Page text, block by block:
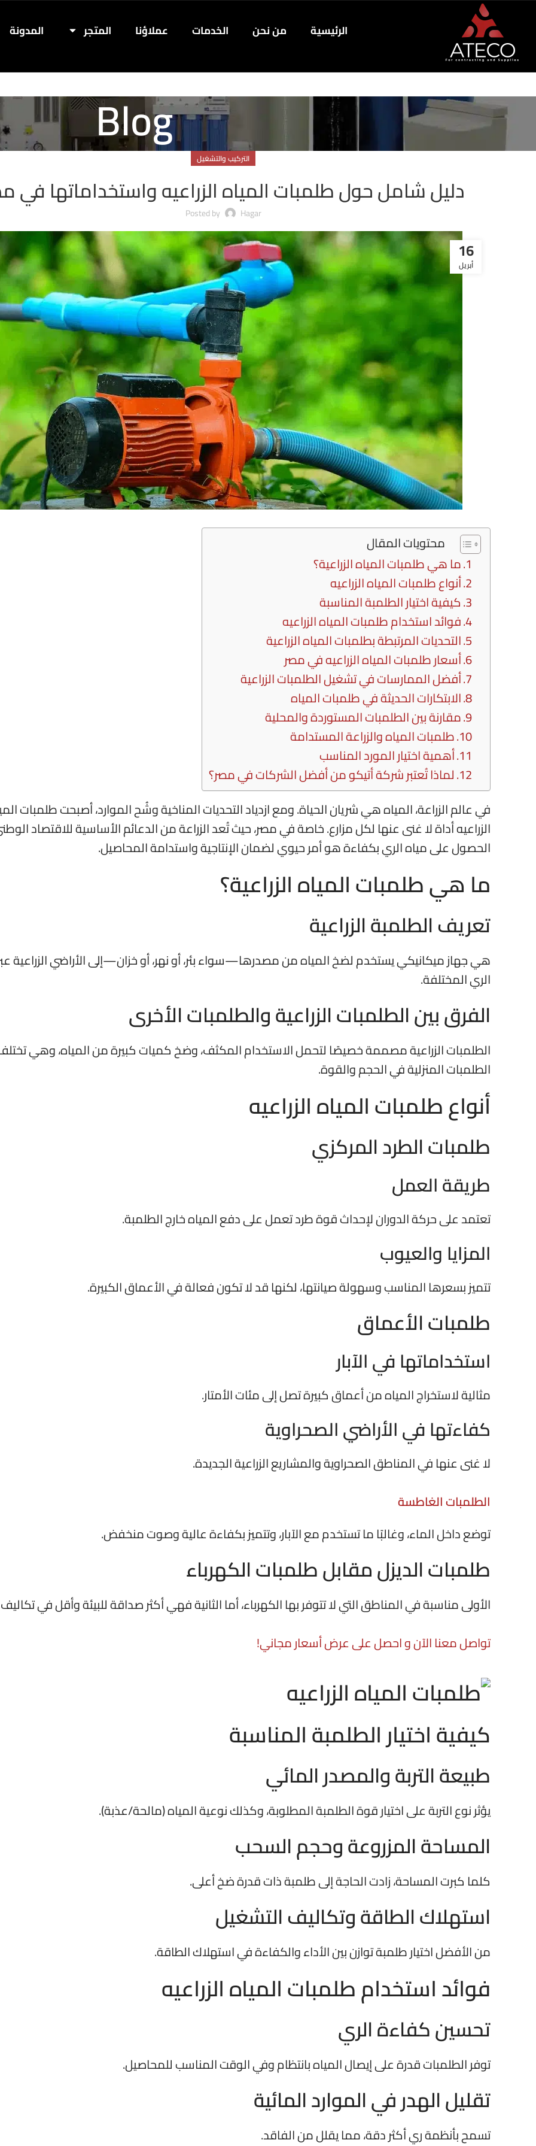
الرئيسية من نحن الخدمات عملاؤنا المتجر المدونة
Blog التركيب والتشغيل
دليل شامل حول طلمبات المياه الزراعيه واستخداماتها في
Posted by Hagar
16
أبريل
محتويات المقال
ما هي طلمبات المياه الزراعية؟
أنواع طلمبات المياه الزراعيه
كيفية اختيار الطلمبة المناسبة
فوائد استخدام طلمبات المياه الزراعيه
التحديات المرتبطة بطلمبات المياه الزراعية
أسعار طلمبات المياه الزراعيه في مصر
أفضل الممارسات في تشغيل الطلمبات الزراعية
الابتكارات الحديثة في طلمبات المياه
مقارنة بين الطلمبات المستوردة والمحلية
طلمبات المياه والزراعة المستدامة
أهمية اختيار المورد المناسب
لماذا تُعتبر شركة أتيكو من أفضل الشركات في مصر؟
في عالم الزراعة، المياه هي شريان الحياة. ومع ازدياد التحديات المناخية وشُح الموارد، أصبحتطلمبات
الزراعيهأداة لا غنى عنها لكل مزارع. خاصة في مصر، حيث تُعد الزراعة من الدعائم الأساسية للاقتصاد
الحصول على مياه الري بكفاءة هو أمر حيوي لضمان الإنتاجية واستدامة المحاصيل.
ما هي طلمبات المياه الزراعية؟
تعريف الطلمبة الزراعية
هي جهاز ميكانيكي يستخدم لضخ المياه من مصدرها—سواء بئر، أو نهر، أو خزان—إلى الأراضي الزراعية
الري المختلفة.
الفرق بين الطلمبات الزراعية والطلمبات الأخرى
الطلمبات الزراعية مصممة خصيصًا لتحمل الاستخدام المكثف، وضخ كميات كبيرة من المياه، وهي
الطلمبات المنزلية في الحجم والقوة.
أنواعطلمبات المياه الزراعيه
طلمبات الطرد المركزي
طريقة العمل
تعتمد على حركة الدوران لإحداث قوة طرد تعمل على دفع المياه خارج الطلمبة.
المزايا والعيوب
تتميز بسعرها المناسب وسهولة صيانتها، لكنها قد لا تكون فعالة في الأعماق الكبيرة.
طلمبات الأعماق
استخداماتها في الآبار
مثالية لاستخراج المياه من أعماق كبيرة تصل إلى مئات الأمتار.
كفاءتها في الأراضي الصحراوية
لا غنى عنها في المناطق الصحراوية والمشاريع الزراعية الجديدة.
الطلمبات الغاطسة
توضع داخل الماء، وغالبًا ما تستخدم مع الآبار، وتتميز بكفاءة عالية وصوت منخفض.
طلمبات الديزل مقابل طلمبات الكهرباء
الأولى مناسبة في المناطق التي لا تتوفر بها الكهرباء، أما الثانية فهي أكثر صداقة للبيئة وأقل في
تواصل معنا الآن و احصل على عرض أسعار مجاني!
كيفية اختيار الطلمبة المناسبة
طبيعة التربة والمصدر المائي
يؤثر نوع التربة على اختيار قوة الطلمبة المطلوبة، وكذلك نوعية المياه (مالحة/عذبة).
المساحة المزروعة وحجم السحب
كلما كبرت المساحة، زادت الحاجة إلى طلمبة ذات قدرة ضخ أعلى.
استهلاك الطاقة وتكاليف التشغيل
من الأفضل اختيار طلمبة توازن بين الأداء والكفاءة في استهلاك الطاقة.
فوائد استخدامطلمبات المياه الزراعيه
تحسين كفاءة الري
توفر الطلمبات قدرة على إيصال المياه بانتظام وفي الوقت المناسب للمحاصيل.
تقليل الهدر في الموارد المائية
تسمح بأنظمة ري أكثر دقة، مما يقلل من الفاقد.